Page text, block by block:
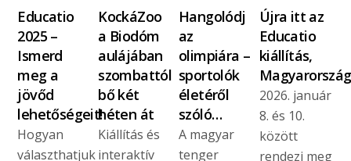
Educatio
2025 –
Ismerd
meg a
jövőd
lehetőségeit!
Hogyan
választhatjuk
KockáZoo
a Biodóm
aulájában
szombattól
bő két
héten át
Kiállítás és
interaktív
Hangolódj
az
olimpiára –
sportolók
életéről
szóló…
A magyar
tenger
Újra itt az
Educatio
kiállítás,
2026. január
8. és 10.
között
rendezi meg